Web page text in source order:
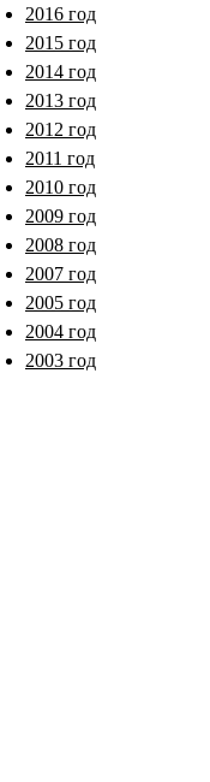
2016 год
2015 год
2014 год
2013 год
2012 год
2011 год
2010 год
2009 год
2008 год
2007 год
2005 год
2004 год
2003 год